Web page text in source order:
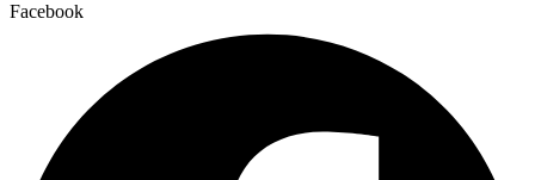
Facebook